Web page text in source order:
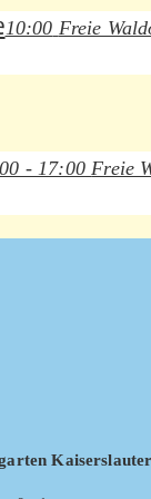
10:00 Freie
- 17:00 Freie